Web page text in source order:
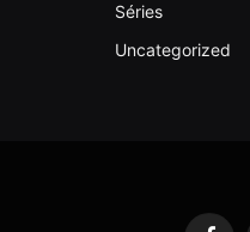
Séries
Uncategorized